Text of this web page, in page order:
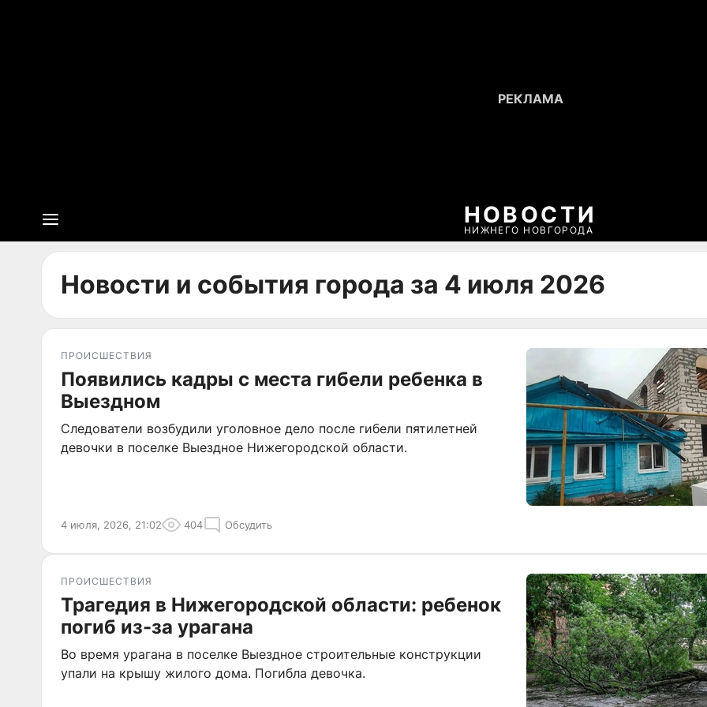
НОВОСТИ
НИЖНЕГО НОВГОРОДА
Новости и события города за 4 июля 2026
ПРОИСШЕСТВИЯ
Появились кадры с места гибели ребенка в
Выездном
Следователи возбудили уголовное дело после гибели пятилетней
девочки в поселке Выездное Нижегородской области.
4 июля, 2026, 21:02 404 Обсудить
ПРОИСШЕСТВИЯ
Трагедия в Нижегородской области: ребенок
погиб из-за урагана
Во время урагана в поселке Выездное строительные конструкции
упали на крышу жилого дома. Погибла девочка.